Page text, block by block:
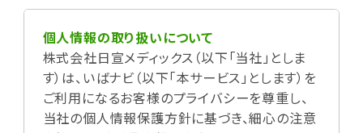
個人情報の取り扱いについて
株式会社日宣メディックス（以下「当社」としま
す）は、いばナビ（以下「本サービス」とします）を
ご利用になるお客様のプライバシーを尊重し、
当社の個人情報保護方針に基づき、細心の注意